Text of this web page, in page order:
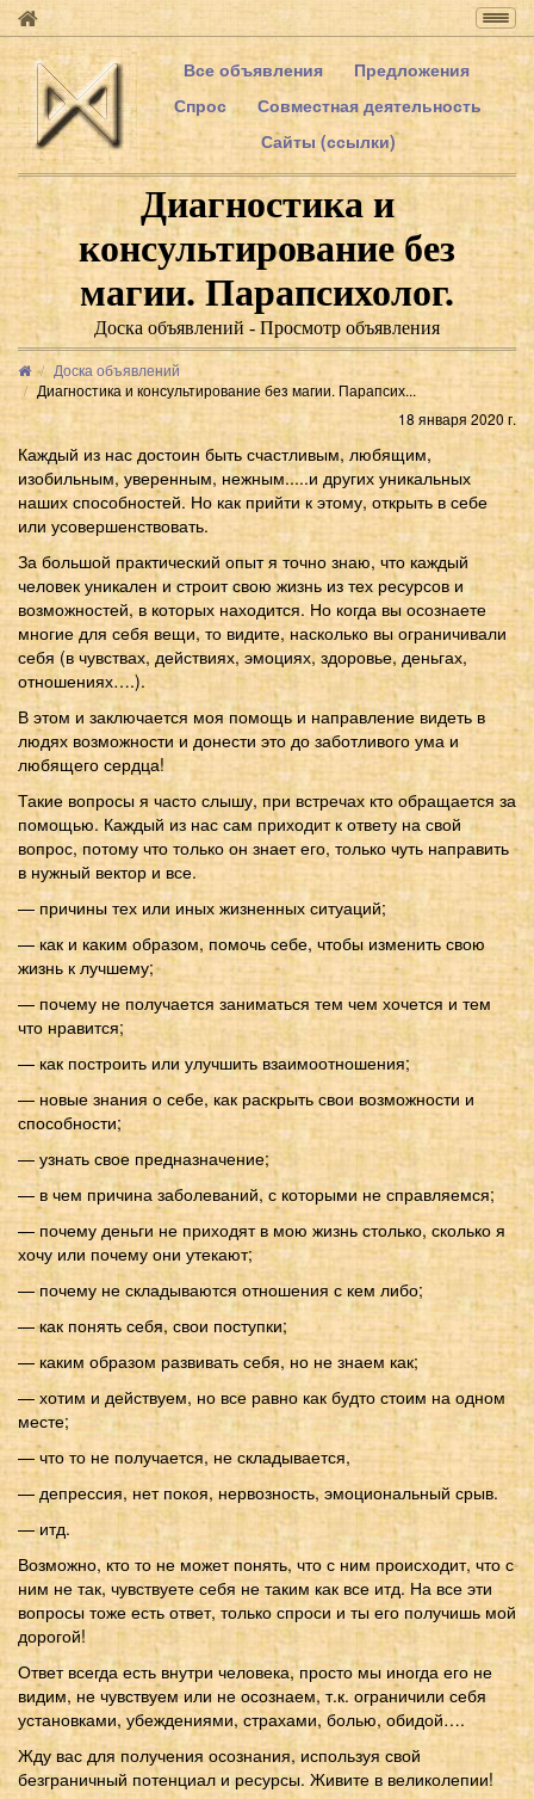
Все объявления
Предложения
Спрос
Совместная деятельность
Сайты (ссылки)
Диагностика и
консультирование без
магии. Парапсихолог.
Доска объявлений - Просмотр объявления
Доска объявлений
Диагностика и консультирование без магии. Парапсих...
18 января 2020 г.
Каждый из нас достоин быть счастливым, любящим,
изобильным, уверенным, нежным.....и других уникальных
наших способностей. Но как прийти к этому, открыть в себе
или усовершенствовать.
За большой практический опыт я точно знаю, что каждый
человек уникален и строит свою жизнь из тех ресурсов и
возможностей, в которых находится. Но когда вы осознаете
многие для себя вещи, то видите, насколько вы ограничивали
себя (в чувствах, действиях, эмоциях, здоровье, деньгах,
отношениях….).
В этом и заключается моя помощь и направление видеть в
людях возможности и донести это до заботливого ума и
любящего сердца!
Такие вопросы я часто слышу, при встречах кто обращается за
помощью. Каждый из нас сам приходит к ответу на свой
вопрос, потому что только он знает его, только чуть направить
в нужный вектор и все.
— причины тех или иных жизненных ситуаций;
— как и каким образом, помочь себе, чтобы изменить свою
жизнь к лучшему;
— почему не получается заниматься тем чем хочется и тем
что нравится;
— как построить или улучшить взаимоотношения;
— новые знания о себе, как раскрыть свои возможности и
способности;
— узнать свое предназначение;
— в чем причина заболеваний, с которыми не справляемся;
— почему деньги не приходят в мою жизнь столько, сколько я
хочу или почему они утекают;
— почему не складываются отношения с кем либо;
— как понять себя, свои поступки;
— каким образом развивать себя, но не знаем как;
— хотим и действуем, но все равно как будто стоим на одном
месте;
— что то не получается, не складывается,
— депрессия, нет покоя, нервозность, эмоциональный срыв.
— итд.
Возможно, кто то не может понять, что с ним происходит, что с
ним не так, чувствуете себя не таким как все итд. На все эти
вопросы тоже есть ответ, только спроси и ты его получишь мой
дорогой!
Ответ всегда есть внутри человека, просто мы иногда его не
видим, не чувствуем или не осознаем, т.к. ограничили себя
установками, убеждениями, страхами, болью, обидой….
Жду вас для получения осознания, используя свой
безграничный потенциал и ресурсы. Живите в великолепии!